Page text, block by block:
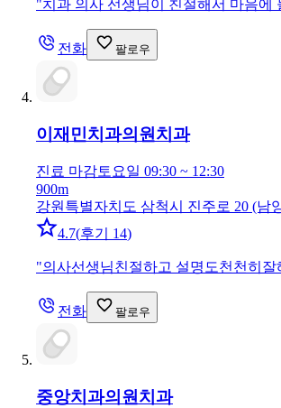
"치과 의사 선생님이 친절해서 마음에
전화 팔로우
이재민치과의원 치과
진료 마감토요일 09:30 ~ 12:30
900m
강원특별자치도 삼척시 진주로 20 (남
4.7(후기 14)
"의사선생님친절하고 설명도천천히잘
전화 팔로우
중앙치과의원 치과